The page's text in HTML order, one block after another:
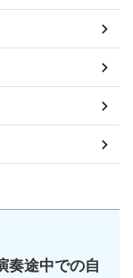
奏途中での自